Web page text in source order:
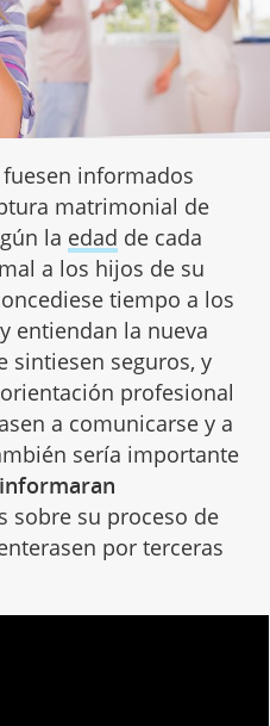
informados
matrimonial de
la edad de cada
a los hijos de su
tiempo a los
entiendan la nueva
sintiesen seguros, y
profesional
a comunicarse y a
sería importante
sobre su proceso de
por terceras